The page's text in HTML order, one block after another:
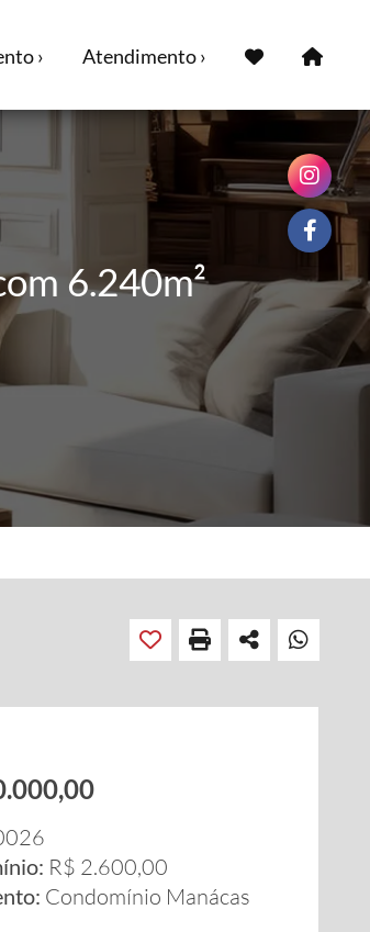
› Atendimento ›
6.240m²
R$ 2.600,00
Condomínio Manácas